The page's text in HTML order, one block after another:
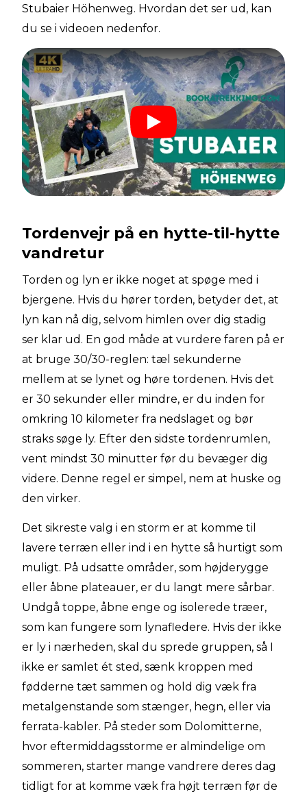
Stubaier Höhenweg. Hvordan det ser ud, kan
du se i videoen nedenfor.
Tordenvejr på en hytte-til-hytte
vandretur
Torden og lyn er ikke noget at spøge med i
bjergene. Hvis du hører torden, betyder det, at
lyn kan nå dig, selvom himlen over dig stadig
ser klar ud. En god måde at vurdere faren på er
at bruge 30/30-reglen: tæl sekunderne
mellem at se lynet og høre tordenen. Hvis det
er 30 sekunder eller mindre, er du inden for
omkring 10 kilometer fra nedslaget og bør
straks søge ly. Efter den sidste tordenrumlen,
vent mindst 30 minutter før du bevæger dig
videre. Denne regel er simpel, nem at huske og
den virker.
Det sikreste valg i en storm er at komme til
lavere terræn eller ind i en hytte så hurtigt som
muligt. På udsatte områder, som højderygge
eller åbne plateauer, er du langt mere sårbar.
Undgå toppe, åbne enge og isolerede træer,
som kan fungere som lynafledere. Hvis der ikke
er ly i nærheden, skal du sprede gruppen, så I
ikke er samlet ét sted, sænk kroppen med
fødderne tæt sammen og hold dig væk fra
metalgenstande som stænger, hegn, eller via
ferrata-kabler. På steder som Dolomitterne,
hvor eftermiddagsstorme er almindelige om
sommeren, starter mange vandrere deres dag
tidligt for at komme væk fra højt terræn før de